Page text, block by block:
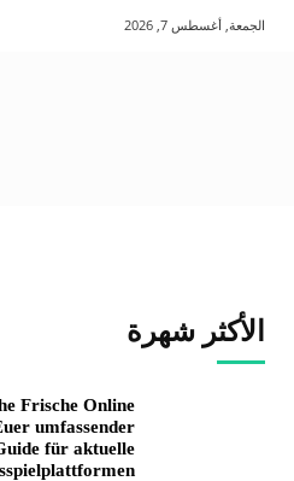
الجمعة, أغسطس 7, 2026
الأكثر شهرة
Frische Online
umfassender
für aktuelle